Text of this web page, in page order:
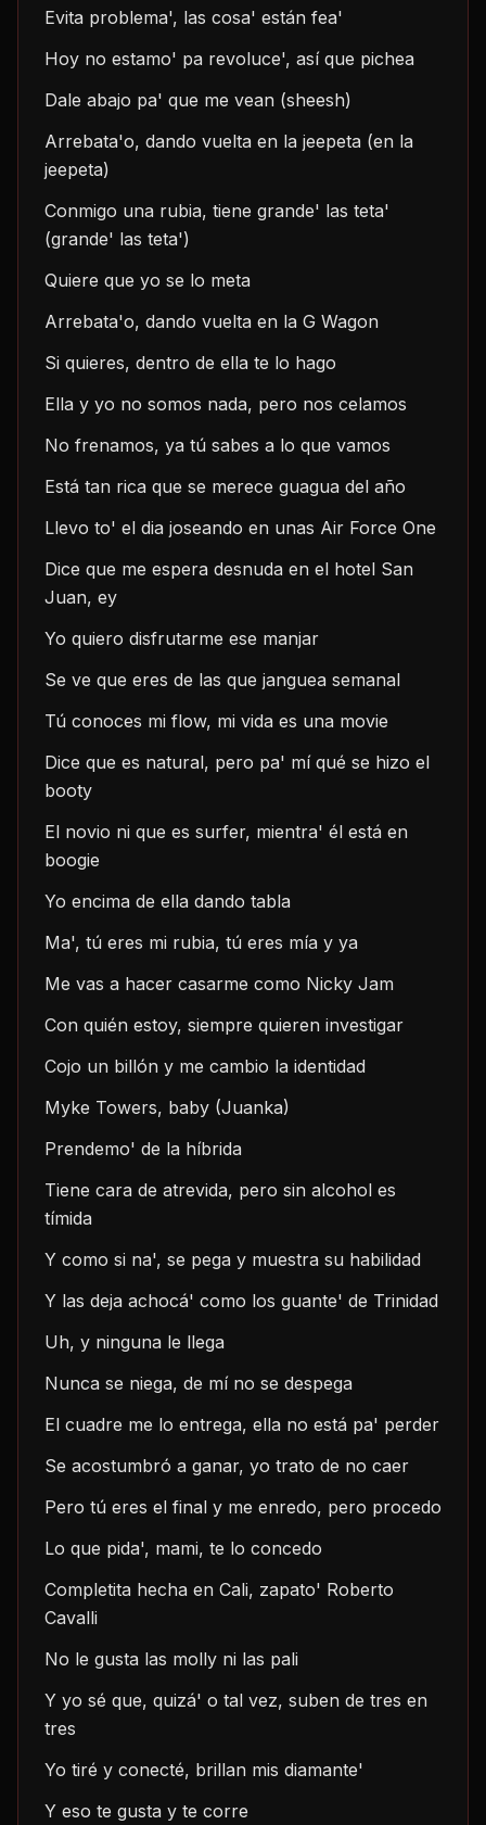
Evita problema', las cosa' están fea'
Hoy no estamo' pa revoluce', así que pichea
Dale abajo pa' que me vean (sheesh)
Arrebata'o, dando vuelta en la jeepeta (en la
jeepeta)
Conmigo una rubia, tiene grande' las teta'
(grande' las teta')
Quiere que yo se lo meta
Arrebata'o, dando vuelta en la G Wagon
Si quieres, dentro de ella te lo hago
Ella y yo no somos nada, pero nos celamos
No frenamos, ya tú sabes a lo que vamos
Está tan rica que se merece guagua del año
Llevo to' el dia joseando en unas Air Force One
Dice que me espera desnuda en el hotel San
Juan, ey
Yo quiero disfrutarme ese manjar
Se ve que eres de las que janguea semanal
Tú conoces mi flow, mi vida es una movie
Dice que es natural, pero pa' mí qué se hizo el
booty
El novio ni que es surfer, mientra' él está en
boogie
Yo encima de ella dando tabla
Ma', tú eres mi rubia, tú eres mía y ya
Me vas a hacer casarme como Nicky Jam
Con quién estoy, siempre quieren investigar
Cojo un billón y me cambio la identidad
Myke Towers, baby (Juanka)
Prendemo' de la híbrida
Tiene cara de atrevida, pero sin alcohol es
tímida
Y como si na', se pega y muestra su habilidad
Y las deja achocá' como los guante' de Trinidad
Uh, y ninguna le llega
Nunca se niega, de mí no se despega
El cuadre me lo entrega, ella no está pa' perder
Se acostumbró a ganar, yo trato de no caer
Pero tú eres el final y me enredo, pero procedo
Lo que pida', mami, te lo concedo
Completita hecha en Cali, zapato' Roberto
Cavalli
No le gusta las molly ni las pali
Y yo sé que, quizá' o tal vez, suben de tres en
tres
Yo tiré y conecté, brillan mis diamante'
Y eso te gusta y te corre